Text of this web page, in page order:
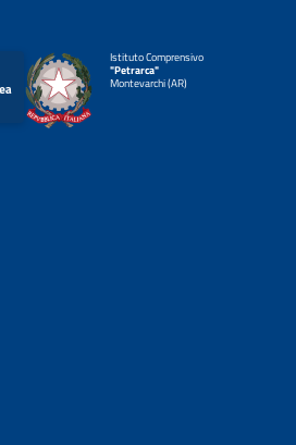
Istituto Comprensivo
"Petrarca"
Montevarchi (AR)